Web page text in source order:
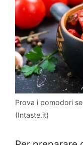
Prova i pomodori
(Intaste.it)